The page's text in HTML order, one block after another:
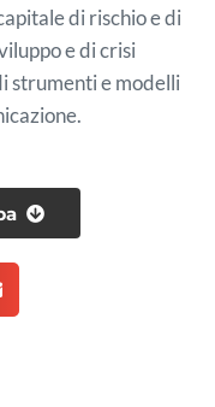
di rischio e di
e di crisi
strumenti e modelli